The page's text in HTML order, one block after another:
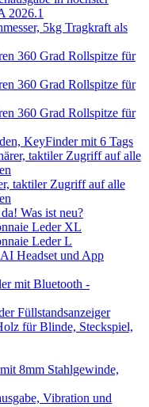
2026.1
5kg Tragkraft als
360 Grad Rollspitze für
360 Grad Rollspitze für
360 Grad Rollspitze für
KeyFinder mit 6 Tags
taktiler Zugriff auf alle
taktiler Zugriff auf alle
Was ist neu?
Leder XL
Leder L
Headset und App
mit Bluetooth -
Füllstandsanzeiger
für Blinde, Steckspiel,
8mm Stahlgewinde,
Vibration und